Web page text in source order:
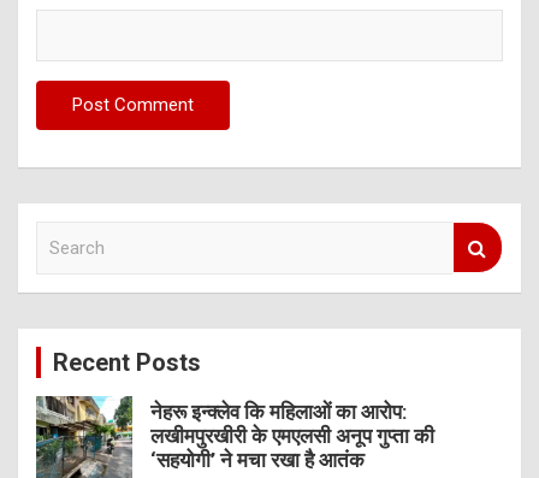
c
Recent Posts
नेहरू इन्क्लेव कि महिलाओं का आरोप:
लखीमपुरखीरी के एमएलसी अनूप गुप्ता की
‘सहयोगी’ ने मचा रखा है आतंक